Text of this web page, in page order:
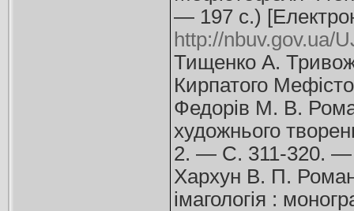
— 197 с.)
http://nbuv.gov.ua/
Тищенко А.
Кирпатого
Федорів М. В.
художнього
2. — С. 311-320.
Хархун В. П.
імагологія :